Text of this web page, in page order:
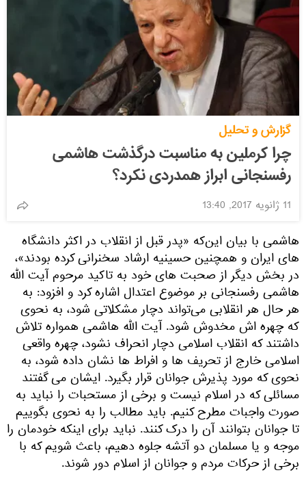
گزارش و تحلیل
چرا کرملین به مناسبت درگذشت هاشمی
رفسنجانی ابراز همدردی نکرد؟
11 ژانویه 2017, 13:40
هاشمی با بیان این‌که «پدر قبل از انقلاب در اکثر دانشگاه
های ایران و همچنین حسینیه ارشاد سخنرانی کرده بودند»،
در بخش دیگر از صحبت های خود به تاکید مرحوم آیت الله
هاشمی رفسنجانی بر موضوع اعتدال اشاره کرد و افزود: به
هر حال هر انقلابی می‌تواند دچار مشکلاتی شود، به نحوی
که چهره اش مخدوش شود. آیت الله هاشمی همواره تلاش
داشتند که انقلاب اسلامی دچار انحراف نشود، چهره واقعی
اسلامی خارج از تحریف ها و افراط ها نشان داده شود، به
نحوی که مورد پذیرش جوانان قرار بگیرد. ایشان می گفتند
مسائلی که در اسلام نیست و برخی از مستحبات را نباید به
صورت واجبات مطرح کنیم. باید مطالب را به نحوی بگوییم
تا جوانان بتوانند آن را درک کنند. نباید برای اینکه خودمان را
موجه و یا مسلمان دو آتشه جلوه دهیم، باعث شویم که با
برخی از حرکات مردم و جوانان از اسلام دور شوند.